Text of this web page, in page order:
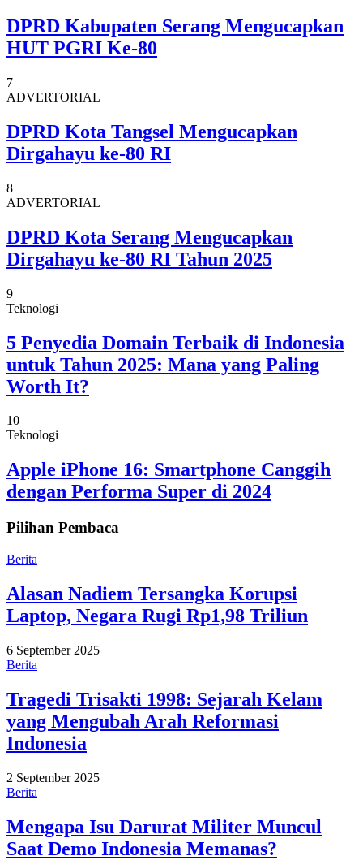
DPRD Kabupaten Serang Mengucapkan
HUT PGRI Ke-80
7
ADVERTORIAL
DPRD Kota Tangsel Mengucapkan
Dirgahayu ke-80 RI
8
ADVERTORIAL
DPRD Kota Serang Mengucapkan
Dirgahayu ke-80 RI Tahun 2025
9
Teknologi
5 Penyedia Domain Terbaik di Indonesia
untuk Tahun 2025: Mana yang Paling
Worth It?
10
Teknologi
Apple iPhone 16: Smartphone Canggih
dengan Performa Super di 2024
Pilihan Pembaca
Berita
Alasan Nadiem Tersangka Korupsi
Laptop, Negara Rugi Rp1,98 Triliun
6 September 2025
Berita
Tragedi Trisakti 1998: Sejarah Kelam
yang Mengubah Arah Reformasi
Indonesia
2 September 2025
Berita
Mengapa Isu Darurat Militer Muncul
Saat Demo Indonesia Memanas?